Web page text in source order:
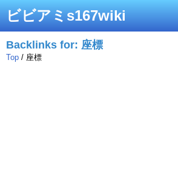
ビビアミs167wiki
Backlinks for: 座標
Top / 座標